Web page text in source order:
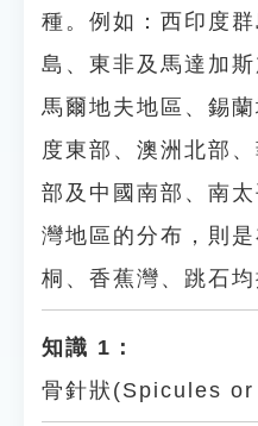
種。例如：西印度
島、東非及馬達加
馬爾地夫地區、錫
度東部、澳洲北部
部及中國南部、南
灣地區的分布，則
桐、香蕉灣、跳石
知識 1：
骨針狀(Spicules